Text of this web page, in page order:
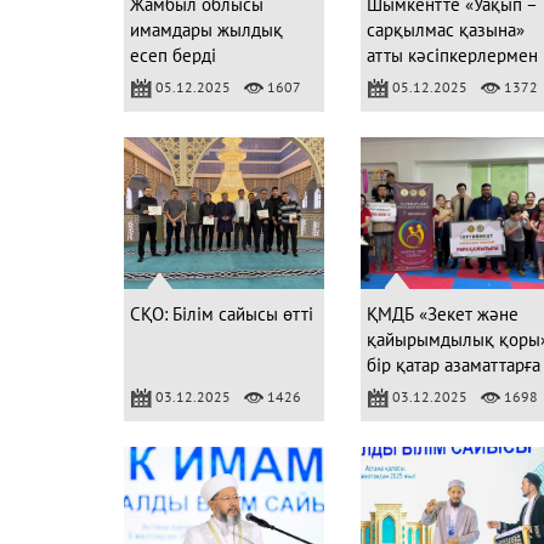
имамдары жылдық
есеп берді
05.12.2025 1607
сарқылмас қазына»
атты кәсіпкерлермен
кездесу өтті
05.12.2025 1372
СҚО: Білім сайысы өтті
03.12.2025 1426
ҚМДБ «Зекет және
қайырымдылық
бір қатар азаматтарға
қолдау көрсетті
03.12.2025 1698